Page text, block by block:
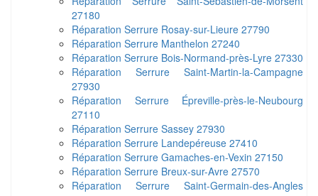
27180
Réparation Serrure Rosay-sur-Lieure 27790
Réparation Serrure Manthelon 27240
Réparation Serrure Bois-Normand-près-Lyre 27330
Réparation Serrure Saint-Martin-la-Campagne
27930
Réparation Serrure Épreville-près-le-Neubourg
27110
Réparation Serrure Sassey 27930
Réparation Serrure Landepéreuse 27410
Réparation Serrure Gamaches-en-Vexin 27150
Réparation Serrure Breux-sur-Avre 27570
Réparation Serrure Saint-Germain-des-Angles